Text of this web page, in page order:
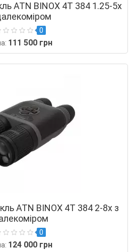
ATN BINOX 4T 384 1.25-5x
0
111 500 грн
ATN BINOX 4T 384 2-8x з
0
124 000 грн